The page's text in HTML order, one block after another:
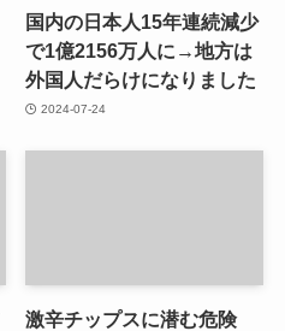
国内の日本人15年連続減少
で1億2156万人に→地方は
外国人だらけになりました
2024-07-24
激辛チップスに潜む危険